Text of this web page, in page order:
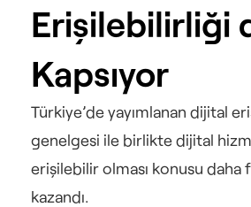
Erişilebilirliği
Kapsıyor
Türkiye’de yayımlanan dijital
genelgesi ile birlikte dijital
erişilebilir olması konusu daha
kazandı.